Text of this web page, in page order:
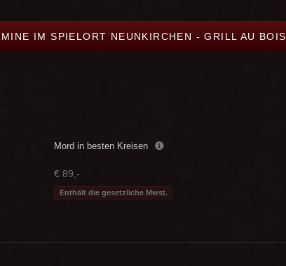
IM SPIELORT NEUNKIRCHEN - GRILL AU BOIS
Mord in besten Kreisen
€ 89,-
Enthält die gesetzliche Mwst.